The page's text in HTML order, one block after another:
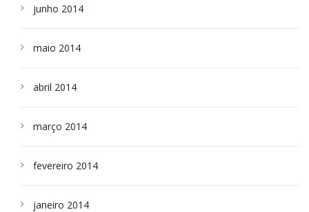
junho 2014
maio 2014
abril 2014
março 2014
fevereiro 2014
janeiro 2014